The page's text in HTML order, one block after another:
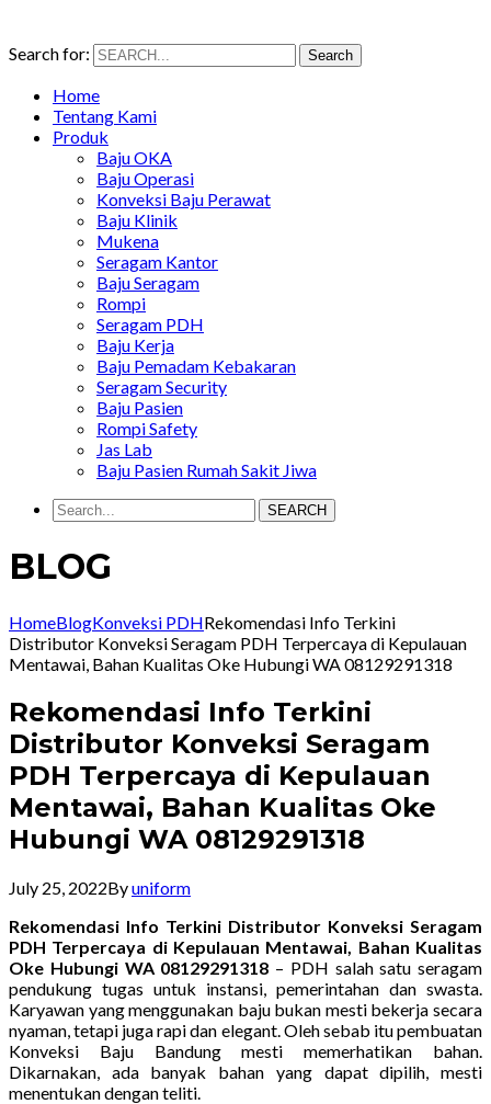
Search for: Search
Home
Tentang Kami
Produk
Baju OKA
Baju Operasi
Konveksi Baju Perawat
Baju Klinik
Mukena
Seragam Kantor
Baju Seragam
Rompi
Seragam PDH
Baju Kerja
Baju Pemadam Kebakaran
Seragam Security
Baju Pasien
Rompi Safety
Jas Lab
Baju Pasien Rumah Sakit Jiwa
SEARCH
BLOG
HomeBlogKonveksi PDHRekomendasi Info Terkini
Distributor Konveksi Seragam PDH Terpercaya di Kepulauan
Mentawai, Bahan Kualitas Oke Hubungi WA 08129291318
Rekomendasi Info Terkini
Distributor Konveksi Seragam
PDH Terpercaya di Kepulauan
Mentawai, Bahan Kualitas Oke
Hubungi WA 08129291318
July 25, 2022Byuniform
Rekomendasi Info Terkini Distributor Konveksi Seragam
PDH Terpercaya di Kepulauan Mentawai, Bahan Kualitas
Oke Hubungi WA 08129291318 – PDH salah satu seragam
pendukung tugas untuk instansi, pemerintahan dan swasta.
Karyawan yang menggunakan baju bukan mesti bekerja secara
nyaman, tetapi juga rapi dan elegant. Oleh sebab itu pembuatan
Konveksi Baju Bandung mesti memerhatikan bahan.
Dikarnakan, ada banyak bahan yang dapat dipilih, mesti
menentukan dengan teliti.